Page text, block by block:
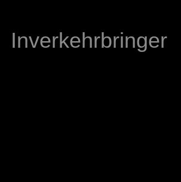
Inverkehrbringer